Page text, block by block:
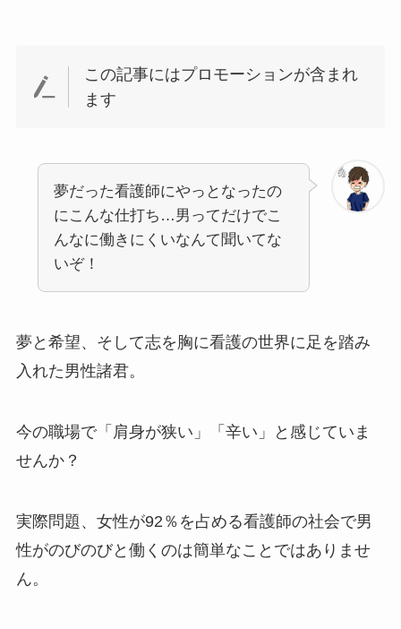
この記事にはプロモーションが含まれ
ます
夢だった看護師にやっとなったの
にこんな仕打ち…男ってだけでこ
んなに働きにくいなんて聞いてな
いぞ！
夢と希望、そして志を胸に看護の世界に足を踏み
入れた男性諸君。
今の職場で「肩身が狭い」「辛い」と感じていま
せんか？
実際問題、女性が92％を占める看護師の社会で男
性がのびのびと働くのは簡単なことではありませ
ん。